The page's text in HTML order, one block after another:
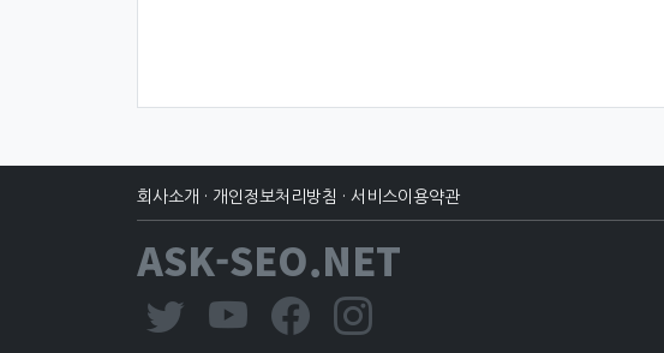
회사소개 · 개인정보처리방침 · 서비스이용약관
ASK-SEO.NET